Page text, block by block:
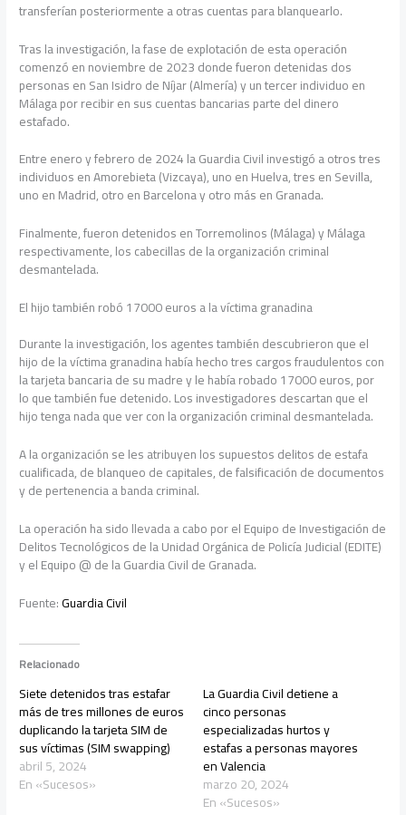
transferían posteriormente a otras cuentas para blanquearlo.
Tras la investigación, la fase de explotación de esta operación
comenzó en noviembre de 2023 donde fueron detenidas dos
personas en San Isidro de Níjar (Almería) y un tercer individuo en
Málaga por recibir en sus cuentas bancarias parte del dinero
estafado.
Entre enero y febrero de 2024 la Guardia Civil investigó a otros tres
individuos en Amorebieta (Vizcaya), uno en Huelva, tres en Sevilla,
uno en Madrid, otro en Barcelona y otro más en Granada.
Finalmente, fueron detenidos en Torremolinos (Málaga) y Málaga
respectivamente, los cabecillas de la organización criminal
desmantelada.
El hijo también robó 17000 euros a la víctima granadina
Durante la investigación, los agentes también descubrieron que el
hijo de la víctima granadina había hecho tres cargos fraudulentos con
la tarjeta bancaria de su madre y le había robado 17000 euros, por
lo que también fue detenido. Los investigadores descartan que el
hijo tenga nada que ver con la organización criminal desmantelada.
A la organización se les atribuyen los supuestos delitos de estafa
cualificada, de blanqueo de capitales, de falsificación de documentos
y de pertenencia a banda criminal.
La operación ha sido llevada a cabo por el Equipo de Investigación de
Delitos Tecnológicos de la Unidad Orgánica de Policía Judicial (EDITE)
y el Equipo @ de la Guardia Civil de Granada.
Fuente:Guardia Civil
Relacionado
Siete detenidos tras estafar
más de tres millones de euros
duplicando la tarjeta SIM de
sus víctimas (SIM swapping)
abril 5, 2024
En «Sucesos»
La Guardia Civil detiene a
cinco personas
especializadas hurtos y
estafas a personas mayores
en Valencia
marzo 20, 2024
En «Sucesos»